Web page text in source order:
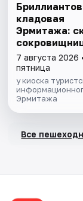
кладовая
Эрмитажа:
7 августа 2026 •
пятница
у киоска
Эрмитажа
Все